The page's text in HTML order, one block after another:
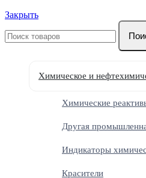
Закрыть
Химическое и
Химические
Другая
Индикаторы
Красители